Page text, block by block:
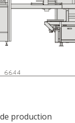
production